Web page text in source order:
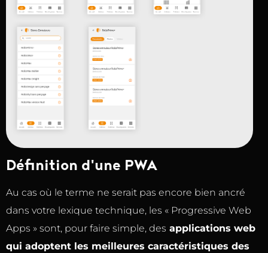
Définition d'une PWA
Au cas où le terme ne serait pas encore bien ancré
dans votre lexique technique, les « Progressive Web
Apps » sont, pour faire simple, des applications web
qui adoptent les meilleures caractéristiques des